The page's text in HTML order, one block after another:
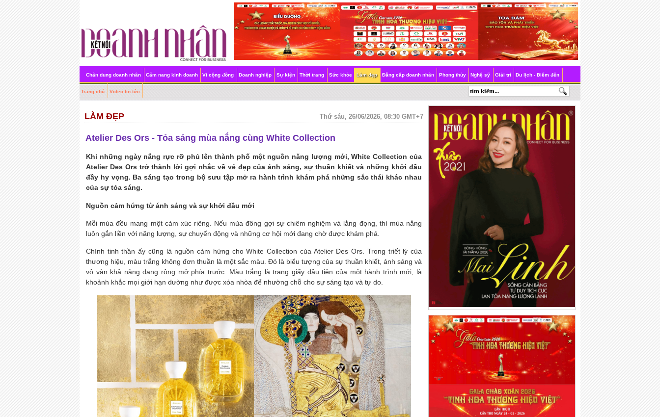
Chân dung doanh nhân Cẩm nang kinh doanh Vì cộng đồng Doanh nghiệp Sự kiện Thời trang Sức khỏe Làm đẹp Đẳng cấp doanh nhân Phong thủy Nghệ sỹ Giải trí Du lịch - Điểm đến
Trang chủ Video tin tức
LÀM ĐẸP Thứ sáu, 26/06/2026, 08:30 GMT+7
Atelier Des Ors - Tỏa sáng mùa nắng cùng White Collection
Khi những ngày nắng rực rỡ phủ lên thành phố một nguồn năng lượng mới, White Collection của
Atelier Des Ors trở thành lời gợi nhắc về vẻ đẹp của ánh sáng, sự thuần khiết và những khởi đầu
đầy hy vọng. Ba sáng tạo trong bộ sưu tập mở ra hành trình khám phá những sắc thái khác nhau
của sự tỏa sáng.
Nguồn cảm hứng từ ánh sáng và sự khởi đầu mới
Mỗi mùa đều mang một cảm xúc riêng. Nếu mùa đông gợi sự chiêm nghiệm và lắng đọng, thì mùa nắng
luôn gắn liền với năng lượng, sự chuyển động và những cơ hội mới đang chờ được khám phá.
Chính tinh thần ấy cũng là nguồn cảm hứng cho White Collection của Atelier Des Ors. Trong triết lý của
thương hiệu, màu trắng không đơn thuần là một sắc màu. Đó là biểu tượng của sự thuần khiết, ánh sáng và
vô vàn khả năng đang rộng mở phía trước. Màu trắng là trang giấy đầu tiên của một hành trình mới, là
khoảnh khắc mọi giới hạn dường như được xóa nhòa để nhường chỗ cho sự sáng tạo và tự do.